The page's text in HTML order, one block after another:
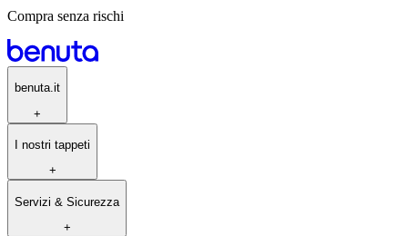
Compra senza rischi
benuta.it
+
I nostri tappeti
+
Servizi & Sicurezza
+